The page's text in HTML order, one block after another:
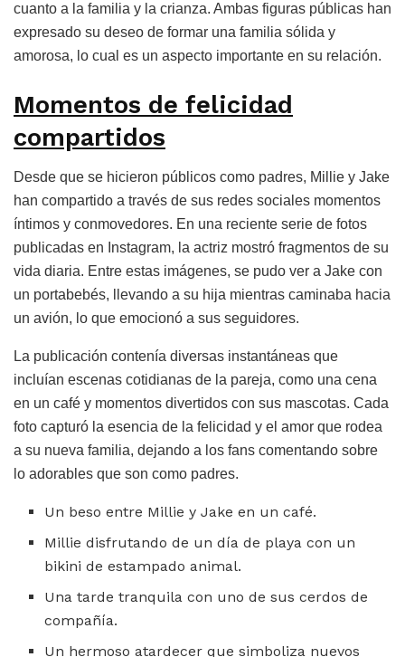
cuanto a la familia y la crianza. Ambas figuras públicas han
expresado su deseo de formar una familia sólida y
amorosa, lo cual es un aspecto importante en su relación.
Momentos de felicidad
compartidos
Desde que se hicieron públicos como padres, Millie y Jake
han compartido a través de sus redes sociales momentos
íntimos y conmovedores. En una reciente serie de fotos
publicadas en Instagram, la actriz mostró fragmentos de su
vida diaria. Entre estas imágenes, se pudo ver a Jake con
un portabebés, llevando a su hija mientras caminaba hacia
un avión, lo que emocionó a sus seguidores.
La publicación contenía diversas instantáneas que
incluían escenas cotidianas de la pareja, como una cena
en un café y momentos divertidos con sus mascotas. Cada
foto capturó la esencia de la felicidad y el amor que rodea
a su nueva familia, dejando a los fans comentando sobre
lo adorables que son como padres.
Un beso entre Millie y Jake en un café.
Millie disfrutando de un día de playa con un
bikini de estampado animal.
Una tarde tranquila con uno de sus cerdos de
compañía.
Un hermoso atardecer que simboliza nuevos